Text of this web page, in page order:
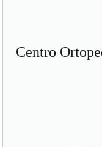
Centro